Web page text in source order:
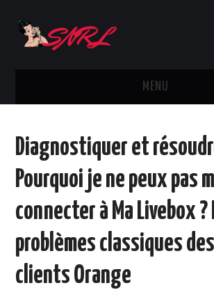
MENU
SMARTPHONES
MARQUES
TÉLÉPHONIE
OPÉRATEURS
Diagnostiquer et
Pourquoi je ne peux pas
connecter à Ma Livebox ?
problèmes classiques des
clients Orange